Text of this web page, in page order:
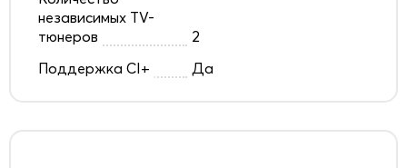
независимых TV-
тюнеров
2
Поддержка CI+
Да